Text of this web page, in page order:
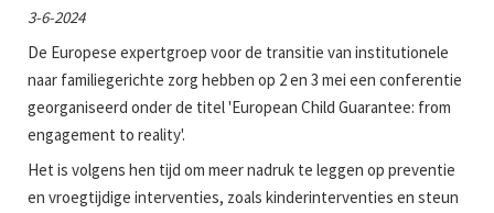
3-6-2024
De Europese expertgroep voor de transitie van institutionele
naar familiegerichte zorg hebben op 2 en 3 mei een conferentie
georganiseerd onder de titel 'European Child Guarantee: from
engagement to reality'.
Het is volgens hen tijd om meer nadruk te leggen op preventie
en vroegtijdige interventies, zoals kinderinterventies en steun